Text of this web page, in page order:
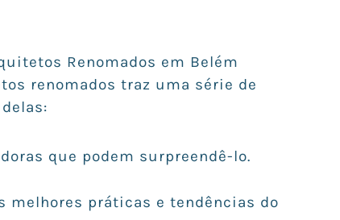
Renomados em Belém
renomados traz uma série de
que podem surpreendê-lo.
melhores práticas e tendências do